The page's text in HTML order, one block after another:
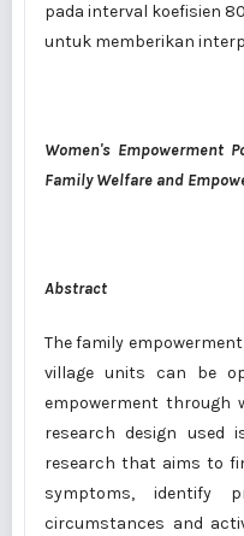
pada interval koefisien
untuk memberikan
Women's Empowerment
Family Welfare and
Abstract
The family
village units can be
empowerment through
research design used
research that aims to
symptoms,
circumstances and